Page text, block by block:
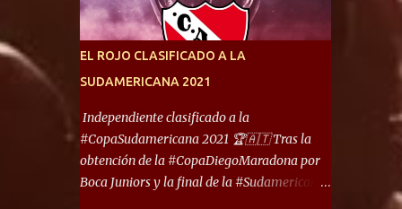
ello son protagonistas de un clásico de los
transitó por la primera división del fútbol
local durante muchos años. Dock Sud es otro
de los que comparten esas tierras, aunque el
foco de atención es la convivencia
Independiente - Racing. “No encuentro, más
EL ROJO CLASIFICADO A LA
SUDAMERICANA 2021
Independiente clasificado a la
#CopaSudamericana 2021 🏆🇦🇹 Tras la
obtención de la #CopaDiegoMaradona por
Boca Juniors y la final de la #Sudamericana